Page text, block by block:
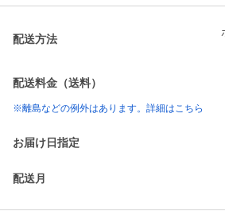
配送方法
配送料金（送料）
※離島などの例外はあります。詳細はこちら
お届け日指定
配送月